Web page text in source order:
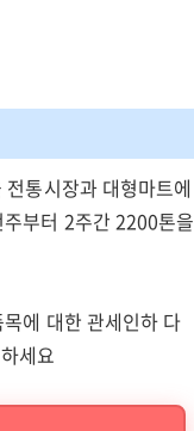
통시장과 대형마트에
부터 2주간 2200톤을
에 대한 관세인하 다
세요